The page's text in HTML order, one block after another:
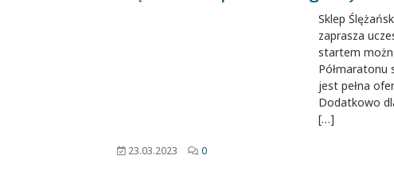
Sklep
zaprasza
startem
Półmaratonu
jest pełna
Dodatkowo
[…]
23.03.2023 0